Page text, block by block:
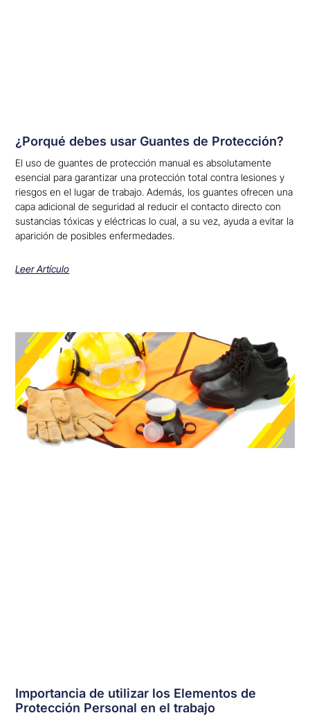
¿Porqué debes usar Guantes de Protección?
El uso de guantes de protección manual es absolutamente
esencial para garantizar una protección total contra lesiones y
riesgos en el lugar de trabajo. Además, los guantes ofrecen una
capa adicional de seguridad al reducir el contacto directo con
sustancias tóxicas y eléctricas lo cual, a su vez, ayuda a evitar la
aparición de posibles enfermedades.
Leer Artículo
Importancia de utilizar los Elementos de
Protección Personal en el trabajo